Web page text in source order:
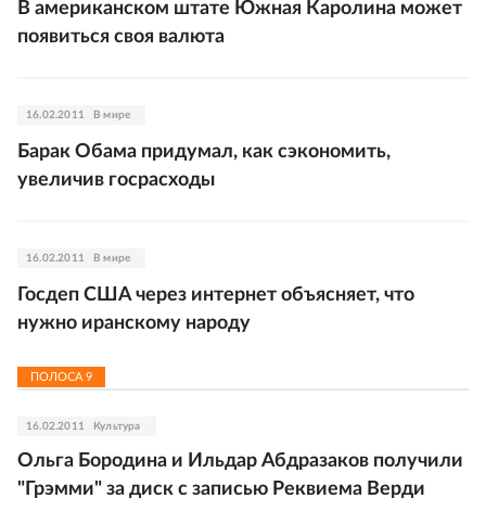
В американском штате Южная Каролина может
появиться своя валюта
16.02.2011 В мире
Барак Обама придумал, как сэкономить,
увеличив госрасходы
16.02.2011 В мире
Госдеп США через интернет объясняет, что
нужно иранскому народу
ПОЛОСА 9
16.02.2011 Культура
Ольга Бородина и Ильдар Абдразаков получили
"Грэмми" за диск с записью Реквиема Верди